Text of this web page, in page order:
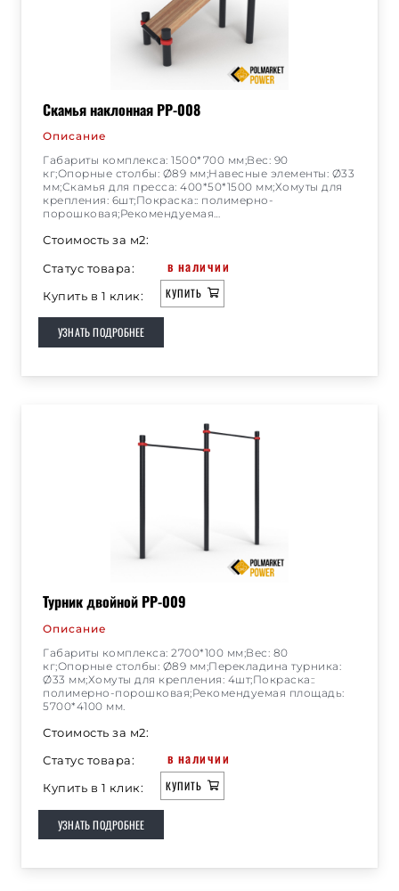
Скамья наклонная РР-008
Описание
Габариты комплекса: 1500*700 мм;Вес: 90
кг;Опорные столбы: Ø89 мм;Навесные элементы: Ø33
мм;Скамья для пресса: 400*50*1500 мм;Хомуты для
крепления: 6шт;Покраска:: полимерно-
порошковая;Рекомендуемая…
Стоимость за м2:
Статус товара:
в наличии
Купить в 1 клик: КУПИТЬ
УЗНАТЬ ПОДРОБНЕЕ
Турник двойной РР-009
Описание
Габариты комплекса: 2700*100 мм;Вес: 80
кг;Опорные столбы: Ø89 мм;Перекладина турника:
Ø33 мм;Хомуты для крепления: 4шт;Покраска::
полимерно-порошковая;Рекомендуемая площадь:
5700*4100 мм.
Стоимость за м2:
Статус товара:
в наличии
Купить в 1 клик: КУПИТЬ
УЗНАТЬ ПОДРОБНЕЕ